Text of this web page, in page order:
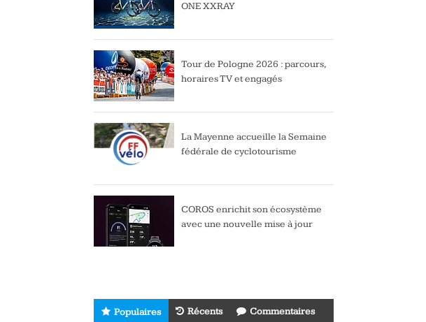
ONE XXRAY
Tour de Pologne 2026 : parcours,
horaires TV et engagés
La Mayenne accueille la Semaine
fédérale de cyclotourisme
COROS enrichit son écosystème
avec une nouvelle mise à jour
Populaires Récents Commentaires